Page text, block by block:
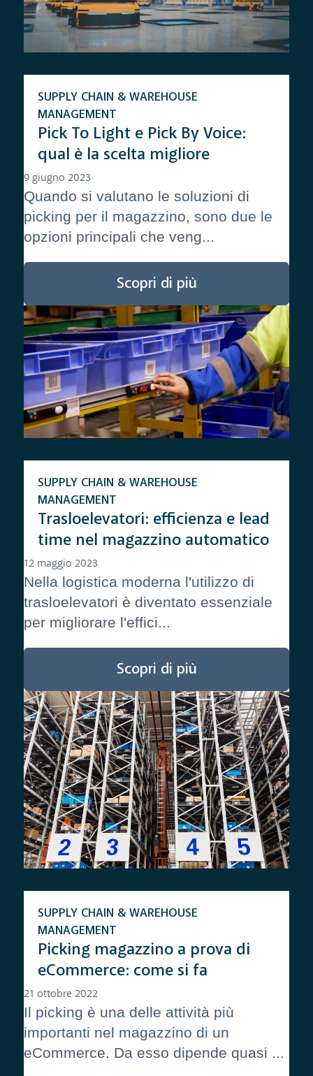
Pick To Light e Pick By Voice:
qual è la scelta migliore
SUPPLY CHAIN & WAREHOUSE
MANAGEMENT
9 giugno 2023
Quando si valutano le soluzioni di
picking per il magazzino, sono due le
opzioni principali che veng...
Scopri di più
Trasloelevatori: efficienza e lead
time nel magazzino automatico
SUPPLY CHAIN & WAREHOUSE
MANAGEMENT
12 maggio 2023
Nella logistica moderna l'utilizzo di
trasloelevatori è diventato essenziale
per migliorare l'effici...
Scopri di più
Picking magazzino a prova di
eCommerce: come si fa
SUPPLY CHAIN & WAREHOUSE
MANAGEMENT
21 ottobre 2022
Il picking è una delle attività più
importanti nel magazzino di un
eCommerce. Da esso dipende quasi ...